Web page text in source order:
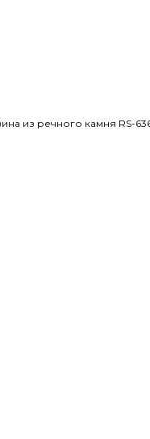
из речного камня RS-